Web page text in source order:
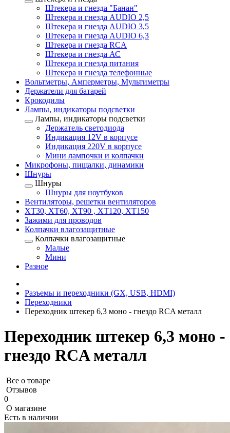
Штекера и гнезда "Банан"
Штекера и гнезда AUDIO 2,5
Штекера и гнезда AUDIO 3,5
Штекера и гнезда AUDIO 6,3
Штекера и гнезда RCA
Штекера и гнезда АС
Штекера и гнезда питания
Штекера и гнезда телефонные
Вольтметры, Амперметры, Мультиметры
Держатели для батарей
Крокодилы
Лампы, индикаторы подсветки
Лампы, индикаторы подсветки
Держатель светодиода
Индикация 12V в корпусе
Индикация 220V в корпусе
Мини лампочки и колпачки
Микрофоны, пищалки, динамики
Шнуры
Шнуры
Шнуры для ноутбуков
Вентиляторы, решетки вентиляторов
XT30, XT60, XT90 , XT120, XT150
Зажими для проводов
Колпачки влагозащитные
Колпачки влагозащитные
Малые
Мини
Разное
Разъемы и переходники (GX, USB, HDMI)
Переходники
Переходник штекер 6,3 моно - гнездо RCA металл
Переходник штекер 6,3 моно -
гнездо RCA металл
Все о товаре
Отзывов
0
О магазине
Есть в наличии